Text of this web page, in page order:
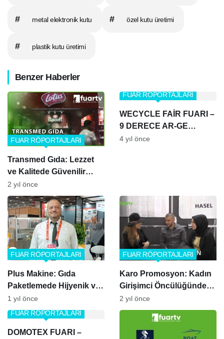
# metal elektronik kutu # özel kutu üretimi
# plastik kutu üretimi
Benzer Haberler
Transmed Gıda: Lezzet
ve Kalitede Güvenilir
Marka
FUAR RÖPORTAJLARI
2 yıl önce
WECYCLE FAİR FUARI –
9 DERECE AR-GE
OTOMOTİV
FUAR RÖPORTAJLARI
4 yıl önce
Plus Makine: Gıda
Paketlemede Hijyenik ve
Yenilikçi Çözümler – İlker
Arıcı ile Röportaj
FUAR RÖPORTAJLARI
1 yıl önce
Karo Promosyon: Kadın
Girişimci Öncülüğünde
Markalaşan Başarılı Bir
Aile İşletmesi
FUAR RÖPORTAJLARI
2 yıl önce
DOMOTEX FUARI –
FUAR RÖPORTAJLARI